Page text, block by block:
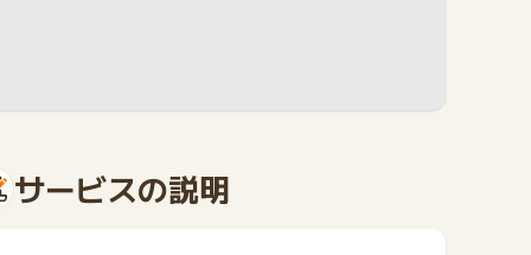
サービスの説明